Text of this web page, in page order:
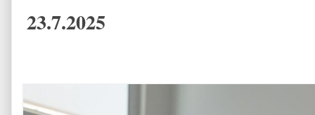
23.7.2025